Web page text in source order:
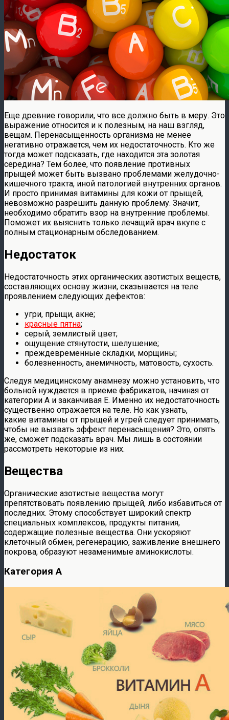
Еще древние говорили, что все должно быть в меру. Это
выражение относится и к полезным, на наш взгляд,
вещам. Перенасыщенность организма не менее
негативно отражается, чем их недостаточность. Кто же
тогда может подсказать, где находится эта золотая
середина? Тем более, что появление противных
прыщей может быть вызвано проблемами желудочно-
кишечного тракта, иной патологией внутренних органов.
И просто принимая витамины для кожи от прыщей,
невозможно разрешить данную проблему. Значит,
необходимо обратить взор на внутренние проблемы.
Поможет их выяснить только лечащий врач вкупе с
полным стационарным обследованием.
Недостаток
Недостаточность этих органических азотистых веществ,
составляющих основу жизни, сказывается на теле
проявлением следующих дефектов:
угри, прыщи, акне;
красные пятна;
серый, землистый цвет;
ощущение стянутости, шелушение;
преждевременные складки, морщины;
болезненность, анемичность, матовость, сухость.
Следуя медицинскому анамнезу можно установить, что
больной нуждается в приеме фабрикатов, начиная от
категории A и заканчивая E. Именно их недостаточность
существенно отражается на теле. Но как узнать,
какие витамины от прыщей и угрей следует принимать,
чтобы не вызвать эффект перенасыщения? Это, опять
же, сможет подсказать врач. Мы лишь в состоянии
рассмотреть некоторые из них.
Вещества
Органические азотистые вещества могут
препятствовать появлению прыщей, либо избавиться от
последних. Этому способствует широкий спектр
специальных комплексов, продукты питания,
содержащие полезные вещества. Они ускоряют
клеточный обмен, регенерацию, заживление внешнего
покрова, образуют незаменимые аминокислоты.
Категория A